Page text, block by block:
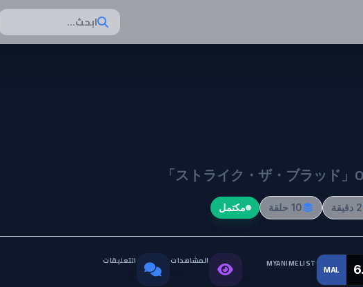
ابحث...
「ストライク・ザ・ブラッド」
10 حلقة مكتمل
MAL
MYANIMELIST المشاهدات التعليقات